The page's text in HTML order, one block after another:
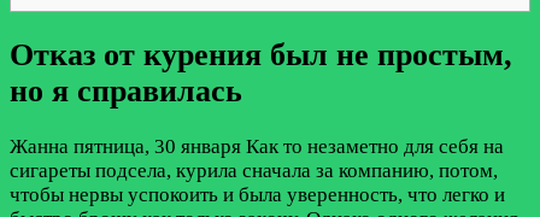
Отказ от курения был не простым,
но я справилась
Жанна пятница, 30 января Как то незаметно для себя на
сигареты подсела, курила сначала за компанию, потом,
чтобы нервы успокоить и была уверенность, что легко и